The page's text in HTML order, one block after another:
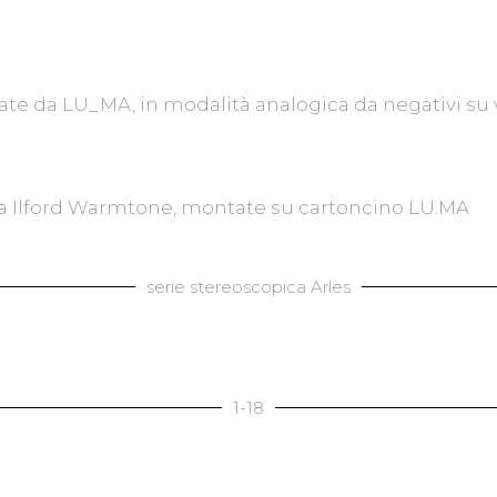
da LU_MA, in modalità analogica da negativi su
Ilford Warmtone, montate su cartoncino LU.MA
serie stereoscopica Arles
1-18